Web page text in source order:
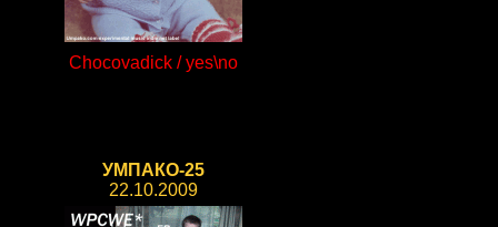
Chocovadick / yes\no
УМПАКО-25
22.10.2009